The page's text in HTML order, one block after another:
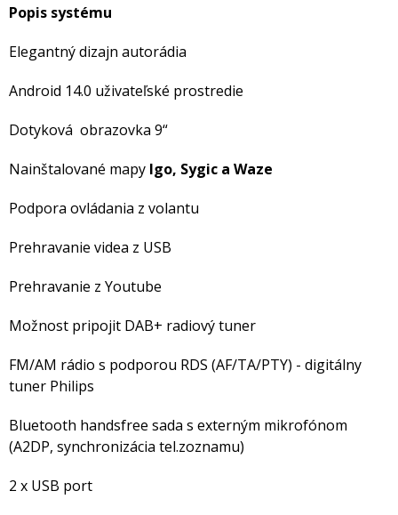
Popis systému
Elegantný dizajn autorádia
Android 14.0 uživateľské prostredie
Dotyková obrazovka 9“
Nainštalované mapy Igo, Sygic a Waze
Podpora ovládania z volantu
Prehravanie videa z USB
Prehravanie z Youtube
Možnost pripojit DAB+ radiový tuner
FM/AM rádio s podporou RDS (AF/TA/PTY) - digitálny
tuner Philips
Bluetooth handsfree sada s externým mikrofónom
(A2DP, synchronizácia tel.zoznamu)
2 x USB port